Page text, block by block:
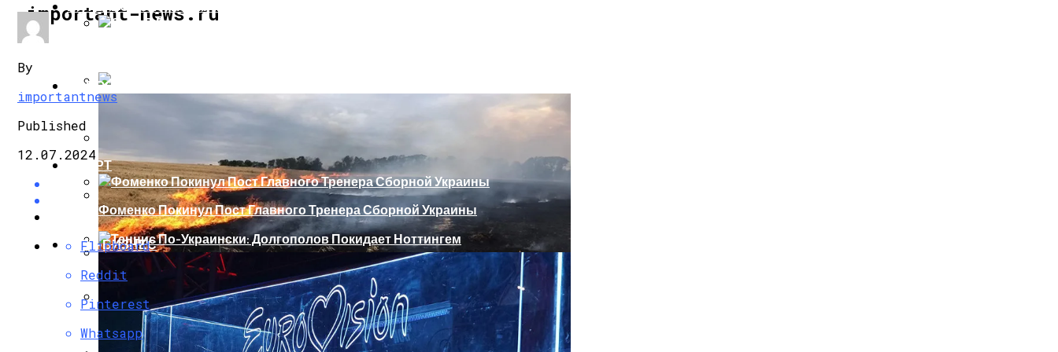
important-news.ru
ИНТЕРЕСНОЕ И ПОЗНАВАТЕЛЬНОЕ
В Сети Высмеяли Свадебный Подарок Путина Главе МИД Австрии
«Князь, Где Вы Шлялись»: В Сети Высмеяли Российский Лайнер, «заблудившийся» В Крыму
Репетицию Парада В Киеве Высмеяли Веселыми Фотожабами
В Швеции Белый Медведь Застрял В Окне Отеля, Знатно Позавтракав
НОВОСТИ
СПОРТ
Фоменко Покинул Пост Главного Тренера Сборной Украины
Теннис По-Украински: Долгополов Покидает Ноттингем
Роналду Остается В «Реале» До 2020 Года
ШОУ-БИЗНЕС
By
importantnews
Published
12.07.2024
Flipboard
Reddit
Pinterest
Whatsapp